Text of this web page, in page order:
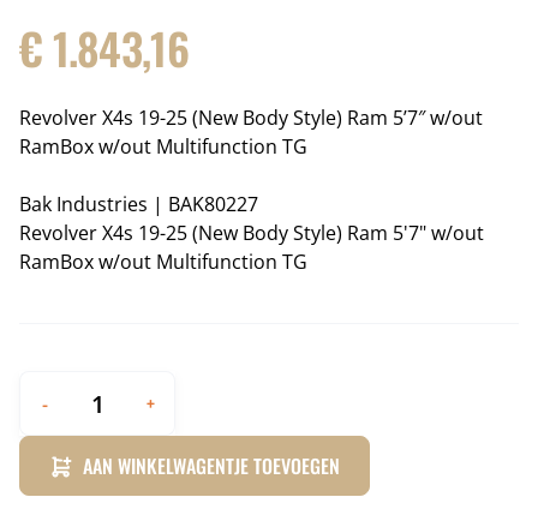
€1.843,16
Revolver X4s 19-25 (New Body Style) Ram 5’7″ w/out
RamBox w/out Multifunction TG
Bak Industries | BAK80227
Revolver X4s 19-25 (New Body Style) Ram 5'7" w/out
RamBox w/out Multifunction TG
- +
AAN WINKELWAGENTJE TOEVOEGEN